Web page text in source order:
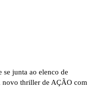
se junta ao elenco de
novo thriller de AÇÃO com